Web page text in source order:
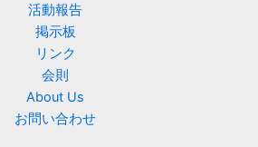
活動報告
掲示板
リンク
会則
About Us
お問い合わせ